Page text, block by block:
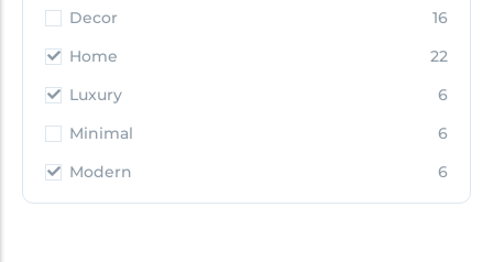
Decor
16
Home
22
Luxury
6
Minimal
6
Modern
6